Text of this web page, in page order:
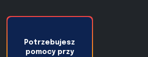
Potrzebujesz
pomocy przy